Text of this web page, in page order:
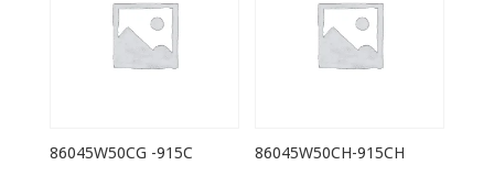
86045W50CG -915C 86045W50CH-915CH